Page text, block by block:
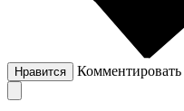
Нравится Комментировать